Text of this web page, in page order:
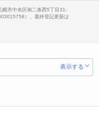
幌市中央区南二条西5丁目31-
）。最終登記更新は
表示する